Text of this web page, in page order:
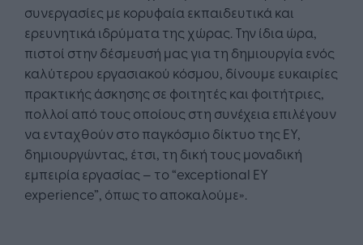
συνεργασίες με κορυφαία εκπαιδευτικά και
ερευνητικά ιδρύματα της χώρας. Την ίδια ώρα,
πιστοί στην δέσμευσή μας για τη δημιουργία ενός
καλύτερου εργασιακού κόσμου, δίνουμε ευκαιρίες
πρακτικής άσκησης σε φοιτητές και φοιτήτριες,
πολλοί από τους οποίους στη συνέχεια επιλέγουν
να ενταχθούν στο παγκόσμιο δίκτυο της ΕΥ,
δημιουργώντας, έτσι, τη δική τους μοναδική
εμπειρία εργασίας – το “exceptional EY
experience”, όπως το αποκαλούμε».